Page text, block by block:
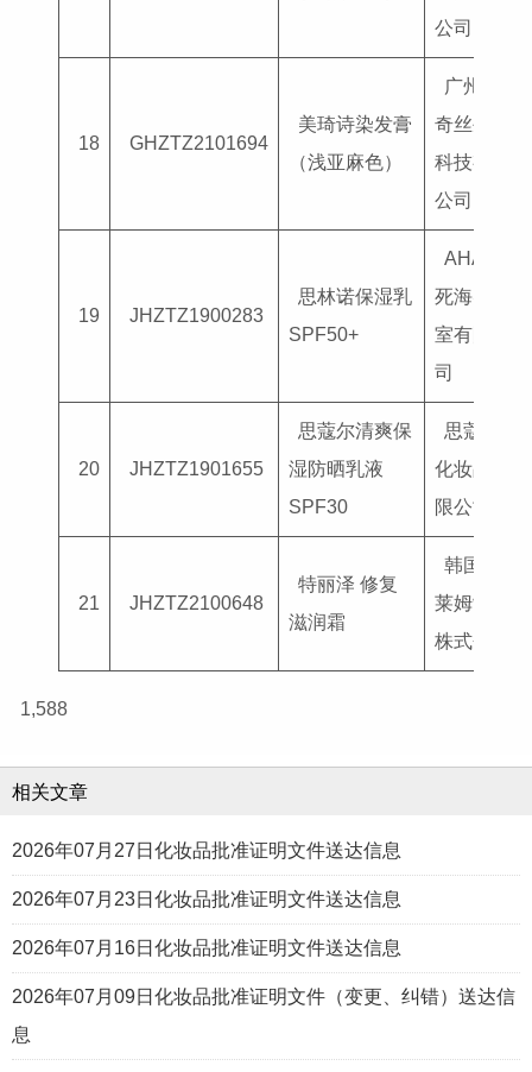
公司
18 GHZTZ2101694
美琦诗染发膏
（浅亚麻色）
广州美
奇丝生物
科技有限
公司
19 JHZTZ1900283
思林诺保湿乳
SPF50+
AHAVA-
死海实验
室有限公
司
20 JHZTZ1901655
思蔻尔清爽保
湿防晒乳液
SPF30
思蔻尔
化妆品有
限公司
21 JHZTZ2100648
特丽泽 修复
滋润霜
韩国普
莱姆制药
株式会社
1,588
相关文章
2026年07月27日化妆品批准证明文件送达信息
2026年07月23日化妆品批准证明文件送达信息
2026年07月16日化妆品批准证明文件送达信息
2026年07月09日化妆品批准证明文件（变更、纠错）送达信
息